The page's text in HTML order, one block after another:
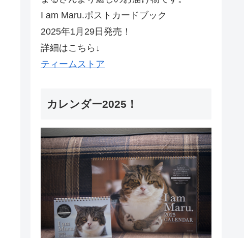
I am Maru.ポストカードブック
2025年1月29日発売！
詳細はこちら↓
ティームストア
カレンダー2025！